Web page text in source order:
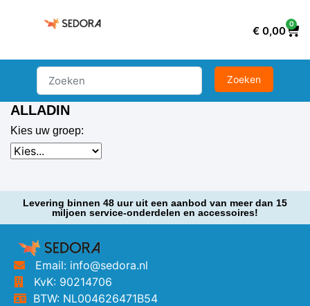
€ 0,00
0
ALLADIN
Kies uw groep:
Levering binnen 48 uur uit een aanbod van meer dan 15
miljoen service-onderdelen en accessoires!
Email: info@sedora.nl
KvK: 90214706
BTW: NL004626471B54